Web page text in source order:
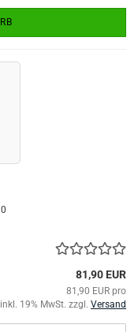
81,90 EUR
81,90 EUR pro
inkl. 19% MwSt. zzgl. Versand